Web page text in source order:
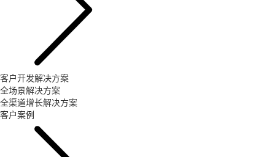
客户开发解决方案
全场景解决方案
全渠道增长解决方案
客户案例